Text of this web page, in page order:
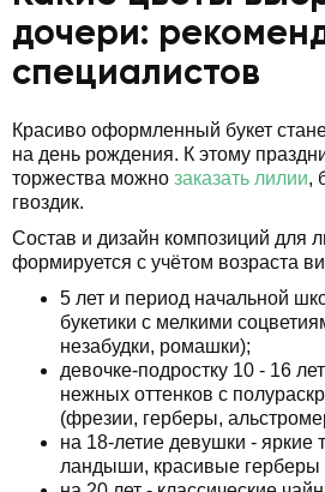
дочери:
специалистов
Красиво оформленный букет
на день рождения. К этому
торжества можно заказать лилии,
гвоздик.
Состав и дизайн композиций для
формируется с учётом возраста
5 лет и период начальной
букетики с мелкими
незабудки, ромашки);
девочке-подростку 10 - 16
нежных оттенков с
(фрезии, герберы,
на 18-летие девушки -
ландыши, красивые герберы